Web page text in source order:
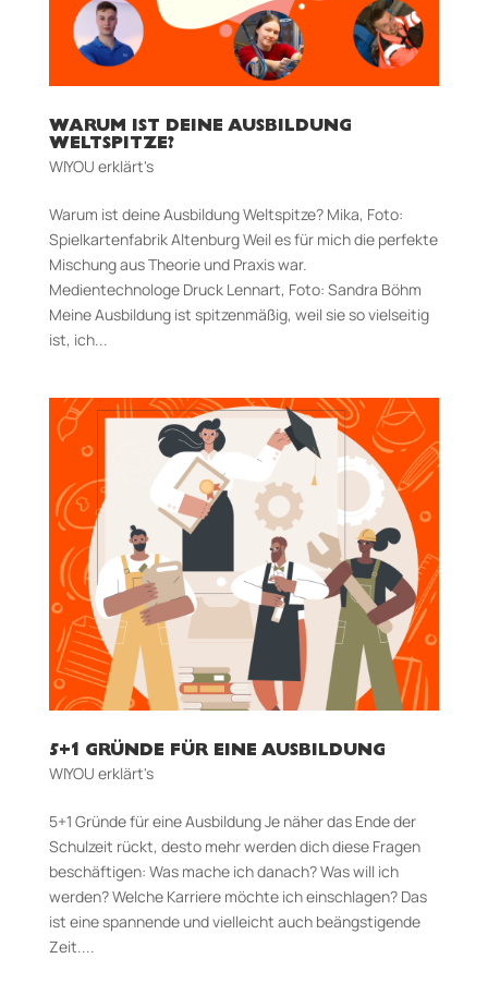
WARUM IST DEINE AUSBILDUNG
WELTSPITZE?
WIYOU erklärt's
Warum ist deine Ausbildung Welt­spitze? Mika, Foto:
Spielkartenfabrik Altenburg Weil es für mich die perfekte
Mischung aus Theorie und Praxis war.
Medientechnologe Druck Lennart, Foto: Sandra Böhm
Meine Ausbildung ist spitzenmäßig, weil sie so vielseitig
ist, ich...
5+1 GRÜNDE FÜR EINE AUSBILDUNG
WIYOU erklärt's
5+1 Gründe für eine Ausbildung Je näher das Ende der
Schulzeit rückt, desto mehr werden dich diese Fragen
beschäftigen: Was mache ich danach? Was will ich
werden? Welche Karriere möchte ich einschlagen? Das
ist eine spannende und vielleicht auch beängstigende
Zeit....